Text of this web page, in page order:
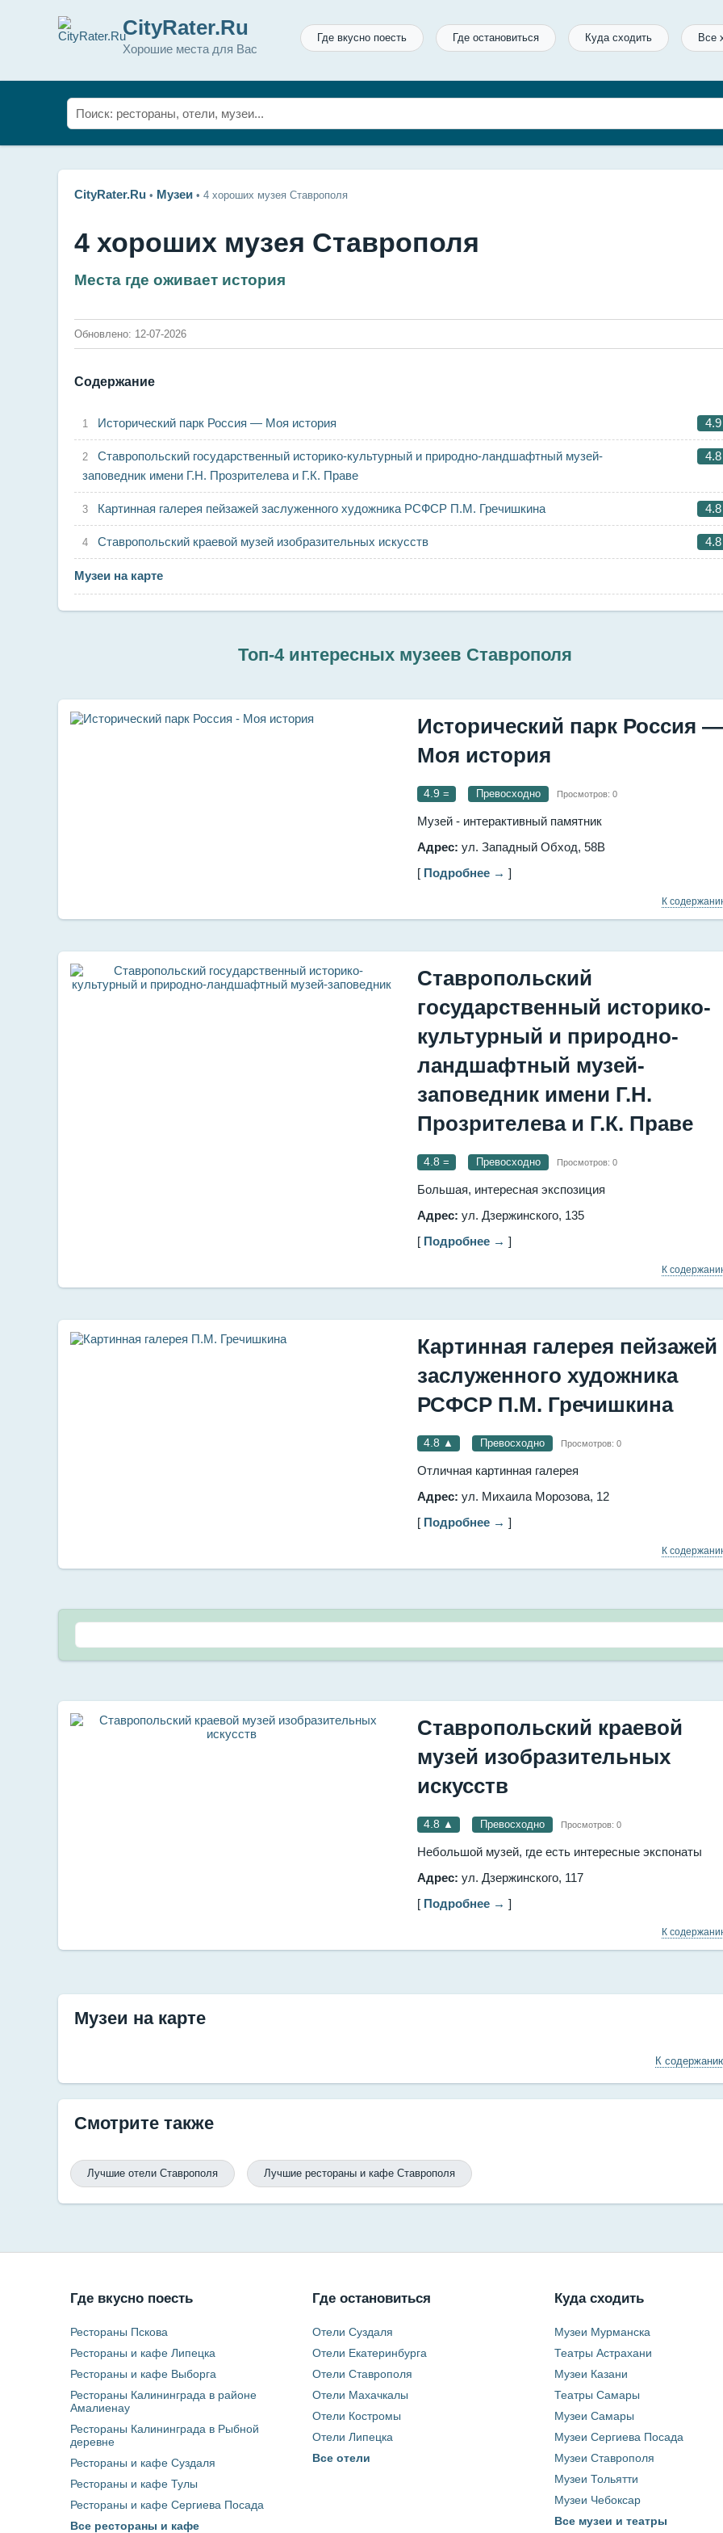
CityRater.Ru
Хорошие места для Вас
Где вкусно поесть Где остановиться Куда сходить Все
CityRater.Ru • Музеи • 4 хороших музея Ставрополя
4 хороших музея Ставрополя
Места где оживает история
Обновлено: 12-07-2026
Содержание
Исторический парк Россия — Моя история 4.9
Ставропольский государственный историко-культурный и природно-ландшафтный музей-
заповедник имени Г.Н. Прозрителева и Г.К. Праве
4.8
Картинная галерея пейзажей заслуженного художника РСФСР П.М. Гречишкина 4.8
Ставропольский краевой музей изобразительных искусств 4.8
Музеи на карте
Топ-4 интересных музеев Ставрополя
Исторический парк Россия —
Моя история
4.9 = Превосходно Просмотров: 0
Музей - интерактивный памятник
Адрес: ул. Западный Обход, 58В
[ Подробнее → ]
К
Ставропольский
государственный историко-
культурный и природно-
ландшафтный музей-
заповедник имени Г.Н.
Прозрителева и Г.К. Праве
4.8 = Превосходно Просмотров: 0
Большая, интересная экспозиция
Адрес: ул. Дзержинского, 135
[ Подробнее → ]
К
Картинная галерея пейзажей
заслуженного художника
РСФСР П.М. Гречишкина
4.8 ▲ Превосходно Просмотров: 0
Отличная картинная галерея
Адрес: ул. Михаила Морозова, 12
[ Подробнее → ]
К
Ставропольский краевой
музей изобразительных
искусств
4.8 ▲ Превосходно Просмотров: 0
Небольшой музей, где есть интересные экспонаты
Адрес: ул. Дзержинского, 117
[ Подробнее → ]
К
Музеи на карте
К
Смотрите также
Лучшие отели Ставрополя Лучшие рестораны и кафе Ставрополя
Где вкусно поесть
Рестораны Пскова
Рестораны и кафе Липецка
Рестораны и кафе Выборга
Рестораны Калининграда в районе
Амалиенау
Рестораны Калининграда в Рыбной
деревне
Рестораны и кафе Суздаля
Рестораны и кафе Тулы
Рестораны и кафе Сергиева Посада
Все рестораны и кафе
Где остановиться
Отели Суздаля
Отели Екатеринбурга
Отели Ставрополя
Отели Махачкалы
Отели Костромы
Отели Липецка
Все отели
Куда сходить
Музеи Мурманска
Театры Астрахани
Музеи Казани
Театры Самары
Музеи Самары
Музеи Сергиева Посада
Музеи Ставрополя
Музеи Тольятти
Музеи Чебоксар
Все музеи и театры